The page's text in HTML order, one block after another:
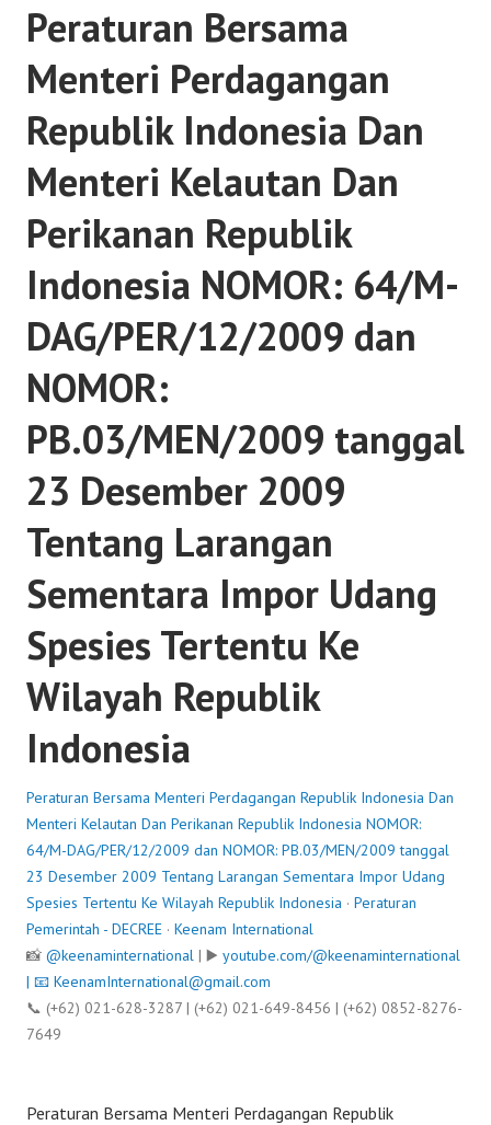
Peraturan Bersama
Menteri Perdagangan
Republik Indonesia Dan
Menteri Kelautan Dan
Perikanan Republik
Indonesia NOMOR: 64/M-
DAG/PER/12/2009 dan
NOMOR:
PB.03/MEN/2009 tanggal
23 Desember 2009
Tentang Larangan
Sementara Impor Udang
Spesies Tertentu Ke
Wilayah Republik
Indonesia
Peraturan Bersama Menteri Perdagangan Republik Indonesia Dan
Menteri Kelautan Dan Perikanan Republik Indonesia NOMOR:
64/M-DAG/PER/12/2009 dan NOMOR: PB.03/MEN/2009 tanggal
23 Desember 2009 Tentang Larangan Sementara Impor Udang
Spesies Tertentu Ke Wilayah Republik Indonesia · Peraturan
Pemerintah - DECREE · Keenam International
📸 @keenaminternational | ▶️ youtube.com/@keenaminternational
| 📧 KeenamInternational@gmail.com
📞 (+62) 021-628-3287 | (+62) 021-649-8456 | (+62) 0852-8276-
7649
Peraturan Bersama Menteri Perdagangan Republik